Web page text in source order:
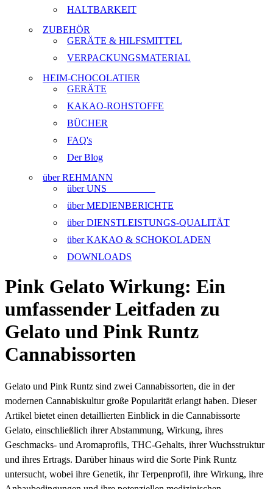
HALTBARKEIT
ZUBEHÖR
GERÄTE & HILFSMITTEL
VERPACKUNGSMATERIAL
HEIM-CHOCOLATIER
GERÄTE
KAKAO-ROHSTOFFE
BÜCHER
FAQ's
Der Blog
über REHMANN
über UNS
über MEDIENBERICHTE
über DIENSTLEISTUNGS-QUALITÄT
über KAKAO & SCHOKOLADEN
DOWNLOADS
Pink Gelato Wirkung: Ein
umfassender Leitfaden zu
Gelato und Pink Runtz
Cannabissorten
Gelato und Pink Runtz sind zwei Cannabissorten, die in der
modernen Cannabiskultur große Popularität erlangt haben. Dieser
Artikel bietet einen detaillierten Einblick in die Cannabissorte
Gelato, einschließlich ihrer Abstammung, Wirkung, ihres
Geschmacks- und Aromaprofils, THC-Gehalts, ihrer Wuchsstruktur
und ihres Ertrags. Darüber hinaus wird die Sorte Pink Runtz
untersucht, wobei ihre Genetik, ihr Terpenprofil, ihre Wirkung, ihre